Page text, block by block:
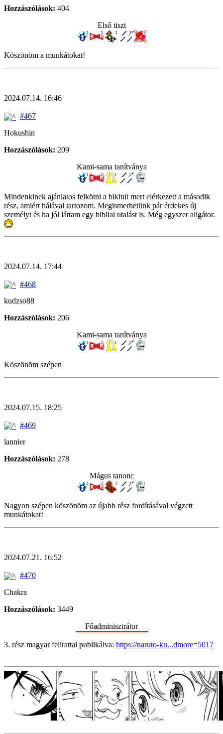
Hozzászólások: 404
Első tiszt
Köszönöm a munkátokat!
2024.07.14. 16:46
#467
Hokushin
Hozzászólások: 209
Kami-sama tanítványa
Mindenkinek ajánlatos felkötni a bikinit mert elérkezett a második
rész, amiért hálával tartozom. Megismerhetünk pár érdekes új
személyt és ha jól láttam egy bibliai utalást is. Még egyszer aligátor.
2024.07.14. 17:44
#468
kudzso88
Hozzászólások: 206
Kami-sama tanítványa
Köszönöm szépen
2024.07.15. 18:25
#469
lannier
Hozzászólások: 278
Mágus tanonc
Nagyon szépen köszönöm az újabb rész fordításával végzett
munkátokat!
2024.07.21. 16:52
#470
Chakra
Hozzászólások: 3449
Főadminisztrátor
3. rész magyar felirattal publikálva: https://naruto-ku...dmore=5017